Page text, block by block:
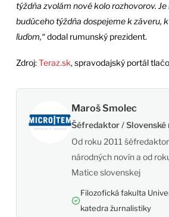
týždňa zvolám nové kolo rozhovorov.
budúceho týždňa dospejeme k záveru,
ľuďom,“dodal rumunský prezident.
Zdroj:Teraz.sk, spravodajský portál
Maroš Smolec
Šéfredaktor / Slovenské
Od roku 2011
národných novín a od
Matice slovenskej
Filozofická fakulta
katedra žurnalistiky